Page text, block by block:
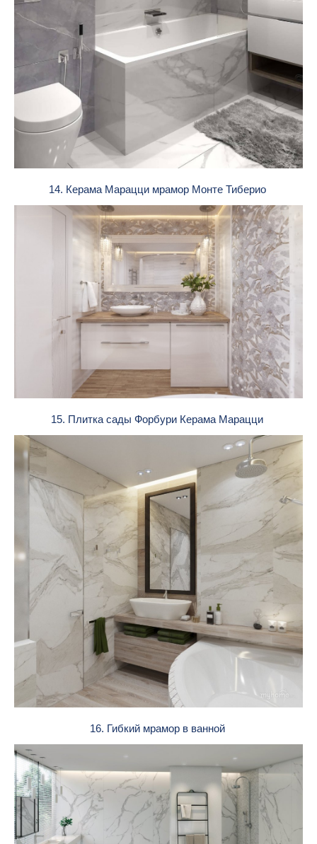
14. Керама Марацци мрамор Монте Тиберио
15. Плитка сады Форбури Керама Марацци
16. Гибкий мрамор в ванной